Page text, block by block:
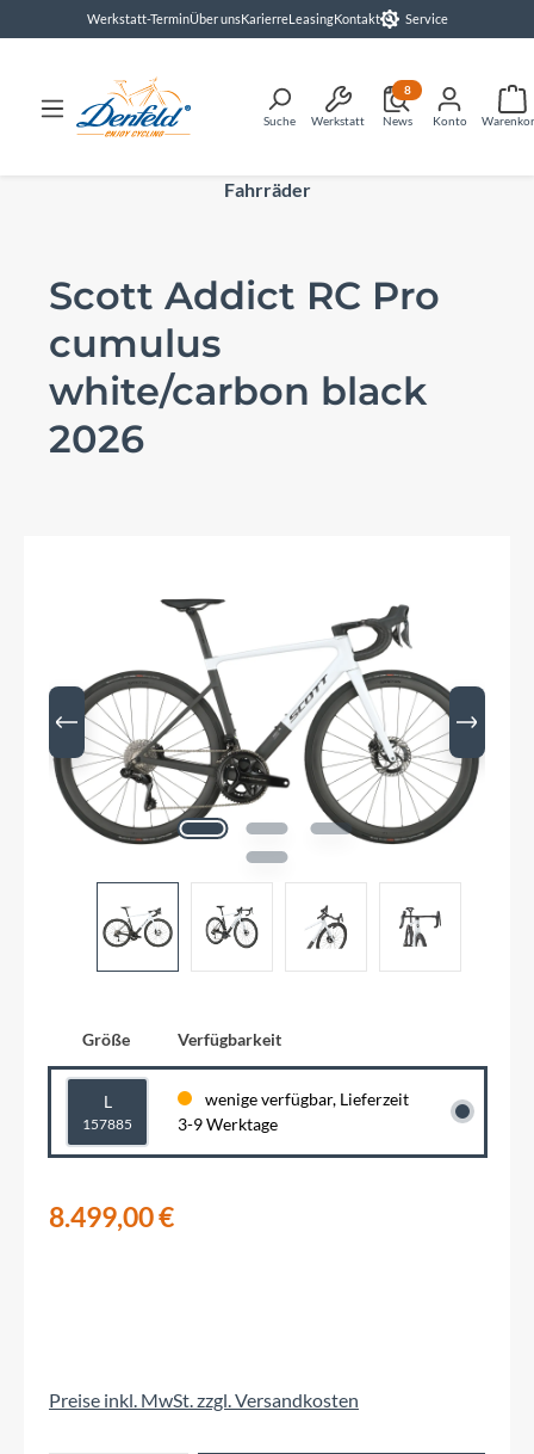
springenWerkstatt-TerminÜber unsKarierreLeasingKontakt Service
Suche Werkstatt News
8
Konto
Fahrräder
Scott Addict RC Pro
cumulus
white/carbon black
2026
Größe Verfügbarkeit
L
157885
wenige verfügbar, Lieferzeit
3-9 Werktage
8.499,00 €
Preise inkl. MwSt. zzgl. Versandkosten